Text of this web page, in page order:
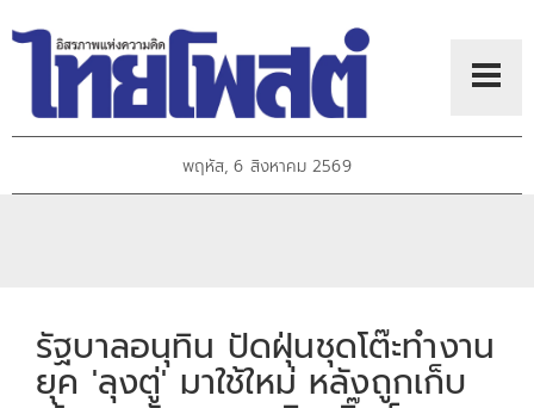
พฤหัส, 6 สิงหาคม 2569
รัฐบาลอนุทิน ปัดฝุ่นชุดโต๊ะทำงาน
ยุค 'ลุงตู่' มาใช้ใหม่ หลังถูกเก็บ